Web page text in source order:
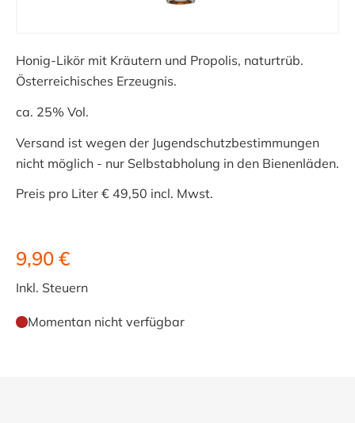
Honig-Likör mit Kräutern und Propolis, naturtrüb.
Österreichisches Erzeugnis.
ca. 25% Vol.
Versand ist wegen der Jugendschutzbestimmungen
nicht möglich - nur Selbstabholung in den Bienenläden.
Preis pro Liter € 49,50 incl. Mwst.
9,90 €
Inkl. Steuern
Momentan nicht verfügbar